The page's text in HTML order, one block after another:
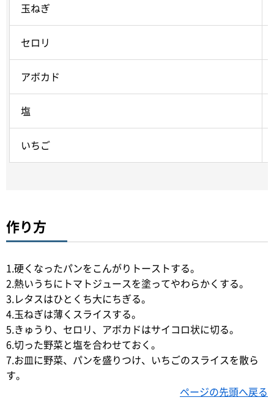
玉ねぎ
セロリ
アボカド
塩
いちご
作り方
1.硬くなったパンをこんがりトーストする。
2.熱いうちにトマトジュースを塗ってやわらかくする。
3.レタスはひとくち大にちぎる。
4.玉ねぎは薄くスライスする。
5.きゅうり、セロリ、アボカドはサイコロ状に切る。
6.切った野菜と塩を合わせておく。
7.お皿に野菜、パンを盛りつけ、いちごのスライスを散ら
す。
ページの先頭へ戻る